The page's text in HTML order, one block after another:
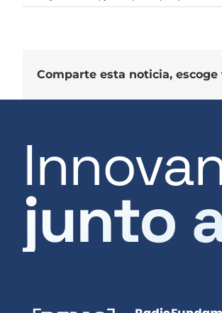
Comparte esta noticia,
junto